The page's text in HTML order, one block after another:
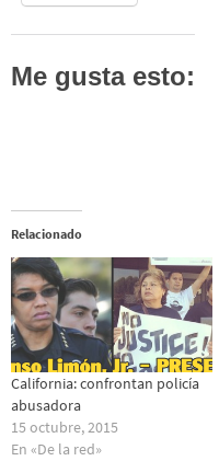
Me gusta esto:
Relacionado
California: confrontan policía
abusadora
15 octubre, 2015
En «De la red»